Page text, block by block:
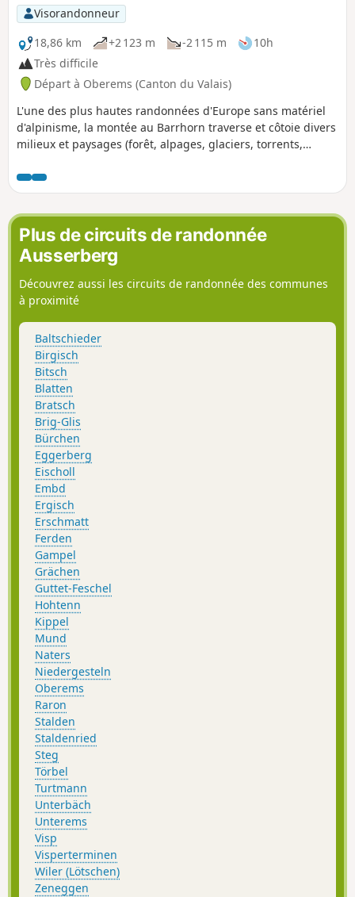
Visorandonneur
18,86 km
+2 123 m -2 115 m
10h
Très difficile
Départ à Oberems (Canton du Valais)
L'une des plus hautes randonnées d'Europe sans matériel
d'alpinisme, la montée au Barrhorn traverse et côtoie divers
milieux et paysages (forêt, alpages, glaciers, torrents,
yeux. Le sommet entouré d'autres pics de même hauteur ou
plus imposants offre un panorama mêlant roches noires et
glaciers blancs à couper le souffle. Réservé à des
randonneurs aguerris et habitués à l'altitude.
Plus de circuits de randonnée
Ausserberg
Découvrez aussi les circuits de randonnée des communes
à proximité
Baltschieder
Birgisch
Bitsch
Blatten
Bratsch
Brig-Glis
Bürchen
Eggerberg
Eischoll
Embd
Ergisch
Erschmatt
Ferden
Gampel
Grächen
Guttet-Feschel
Hohtenn
Kippel
Mund
Naters
Niedergesteln
Oberems
Raron
Stalden
Staldenried
Steg
Törbel
Turtmann
Unterbäch
Unterems
Visp
Visperterminen
Wiler (Lötschen)
Zeneggen